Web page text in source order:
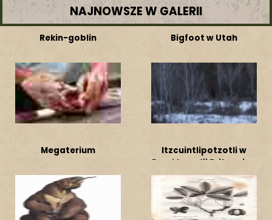
NAJNOWSZE W GALERII
Rekin-goblin Bigfoot w Utah
Megaterium
Itzcuintlipotzotli w
Encyklopedii Britannica